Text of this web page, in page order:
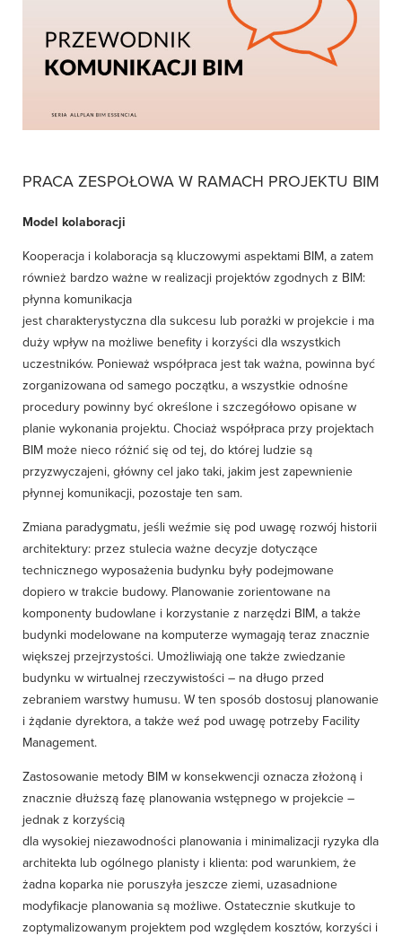
PRACA ZESPOŁOWA W RAMACH PROJEKTU BIM
Model kolaboracji
Kooperacja i kolaboracja są kluczowymi aspektami BIM, a zatem
również bardzo ważne w realizacji projektów zgodnych z BIM:
płynna komunikacja
jest charakterystyczna dla sukcesu lub porażki w projekcie i ma
duży wpływ na możliwe benefity i korzyści dla wszystkich
uczestników. Ponieważ współpraca jest tak ważna, powinna być
zorganizowana od samego początku, a wszystkie odnośne
procedury powinny być określone i szczegółowo opisane w
planie wykonania projektu. Chociaż współpraca przy projektach
BIM może nieco różnić się od tej, do której ludzie są
przyzwyczajeni, główny cel jako taki, jakim jest zapewnienie
płynnej komunikacji, pozostaje ten sam.
Zmiana paradygmatu, jeśli weźmie się pod uwagę rozwój historii
architektury: przez stulecia ważne decyzje dotyczące
technicznego wyposażenia budynku były podejmowane
dopiero w trakcie budowy. Planowanie zorientowane na
komponenty budowlane i korzystanie z narzędzi BIM, a także
budynki modelowane na komputerze wymagają teraz znacznie
większej przejrzystości. Umożliwiają one także zwiedzanie
budynku w wirtualnej rzeczywistości – na długo przed
zebraniem warstwy humusu. W ten sposób dostosuj planowanie
i żądanie dyrektora, a także weź pod uwagę potrzeby Facility
Management.
Zastosowanie metody BIM w konsekwencji oznacza złożoną i
znacznie dłuższą fazę planowania wstępnego w projekcie –
jednak z korzyścią
dla wysokiej niezawodności planowania i minimalizacji ryzyka dla
architekta lub ogólnego planisty i klienta: pod warunkiem, że
żadna koparka nie poruszyła jeszcze ziemi, uzasadnione
modyfikacje planowania są możliwe. Ostatecznie skutkuje to
zoptymalizowanym projektem pod względem kosztów, korzyści i